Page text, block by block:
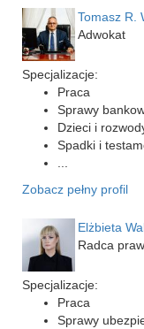
Tomasz R.
Adwokat
Specjalizacje:
Praca
Sprawy
Dzieci i
Spadki i
Zobacz pełny profil
Elżbieta
Radca
Specjalizacje:
Praca
Sprawy